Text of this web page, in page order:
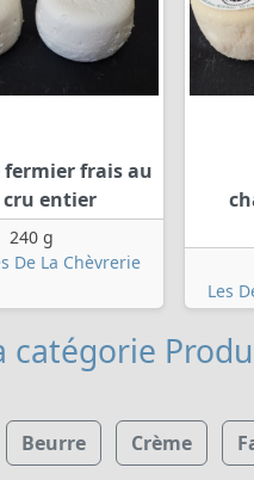
fermier frais au
entier
240 g
De La Chèvrerie
Les
catégorie
Beurre Crème